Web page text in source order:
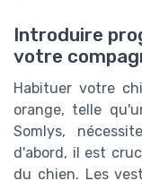
Introduire
votre
Habituer votre
orange, telle
Somlys,
d'abord, il est
du chien. Les